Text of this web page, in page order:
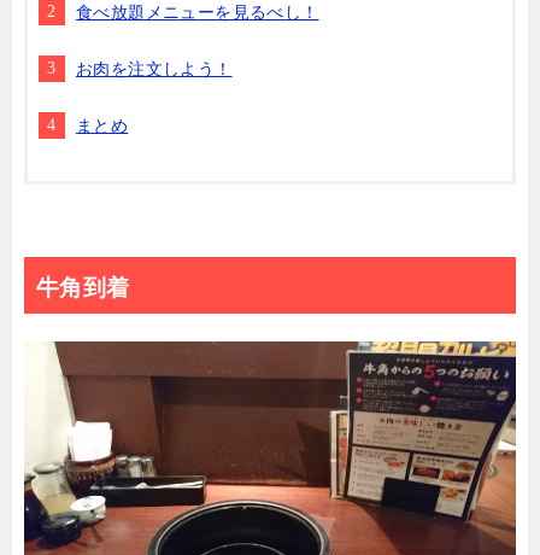
食べ放題メニューを見るべし！
お肉を注文しよう！
まとめ
牛角到着